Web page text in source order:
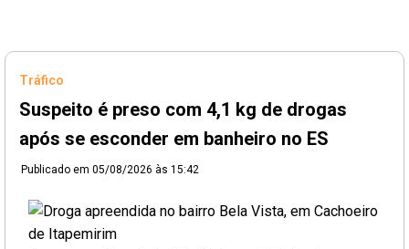
Tráfico
Suspeito é preso com 4,1 kg de drogas
após se esconder em banheiro no ES
Publicado em 05/08/2026 às 15:42